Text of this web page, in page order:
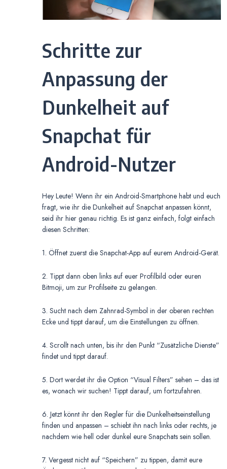
Schritte zur
Anpassung der
Dunkelheit auf
Snapchat für
Android-Nutzer
Hey Leute! Wenn ihr ein Android-Smartphone habt und euch
fragt, wie ihr die Dunkelheit auf Snapchat anpassen könnt,
seid ihr hier genau richtig. Es ist ganz einfach, folgt einfach
diesen Schritten:
1. Öffnet zuerst die Snapchat-App auf eurem Android-Gerät.
2. Tippt dann oben links auf euer Profilbild oder euren
Bitmoji, um zur Profilseite zu gelangen.
3. Sucht nach dem Zahnrad-Symbol in der oberen rechten
Ecke und tippt darauf, um die Einstellungen zu öffnen.
4. Scrollt nach unten, bis ihr den Punkt “Zusätzliche Dienste”
findet und tippt darauf.
5. Dort werdet ihr die Option “Visual Filters” sehen – das ist
es, wonach wir suchen! Tippt darauf, um fortzufahren.
6. Jetzt könnt ihr den Regler für die Dunkelheitseinstellung
finden und anpassen – schiebt ihn nach links oder rechts, je
nachdem wie hell oder dunkel eure Snapchats sein sollen.
7. Vergesst nicht auf “Speichern” zu tippen, damit eure